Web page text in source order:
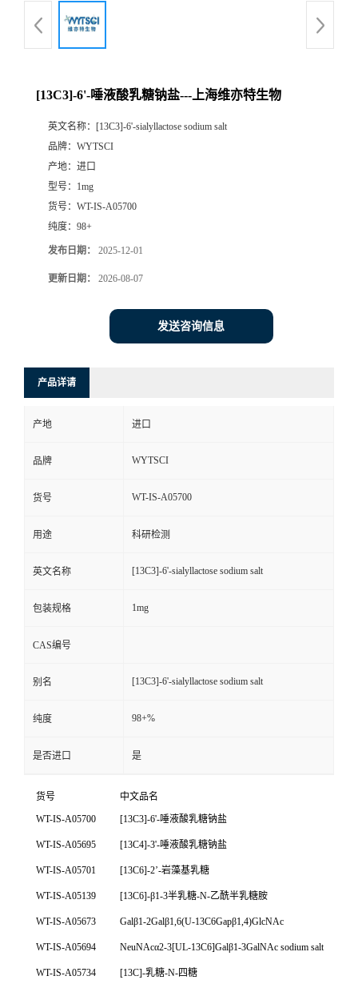
[13C3]-6'-唾液酸乳糖钠盐---上海维亦特生物
英文名称： [13C3]-6'-sialyllactose sodium salt
品牌： WYTSCI
产地： 进口
型号： 1mg
货号： WT-IS-A05700
纯度： 98+
发布日期： 2025-12-01
更新日期： 2026-08-07
发送咨询信息
产品详请
产地 进口
品牌 WYTSCI
货号 WT-IS-A05700
用途 科研检测
英文名称 [13C3]-6'-sialyllactose sodium salt
包装规格 1mg
CAS编号
别名 [13C3]-6'-sialyllactose sodium salt
纯度 98+%
是否进口 是
货号
中文品名
WT-IS-A05700
[13C3]-6'-唾液酸乳糖钠盐
WT-IS-A05695 [13C4]-3'-唾液酸乳糖钠盐
WT-IS-A05701 [13C6]-2’-岩藻基乳糖
WT-IS-A05139 [13C6]-β1-3半乳糖-N-乙酰半乳糖胺
WT-IS-A05673 Galβ1-2Galβ1,6(U-13C6Gapβ1,4)GlcNAc
WT-IS-A05694 NeuNAcα2-3[UL-13C6]Galβ1-3GalNAc sodium salt
WT-IS-A05734 [13C]-乳糖-N-四糖